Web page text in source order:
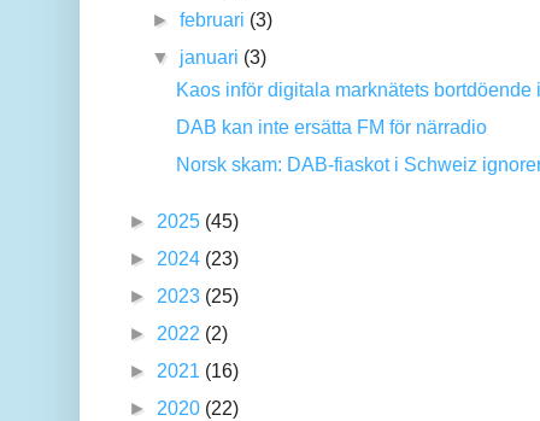
►februari (3)
▼ januari (3)
Kaos inför digitala marknätets bortdöende
DAB kan inte ersätta FM för närradio
Norsk skam: DAB-fiaskot i Schweiz
► 2025 (45)
► 2024 (23)
► 2023 (25)
► 2022 (2)
► 2021 (16)
► 2020 (22)